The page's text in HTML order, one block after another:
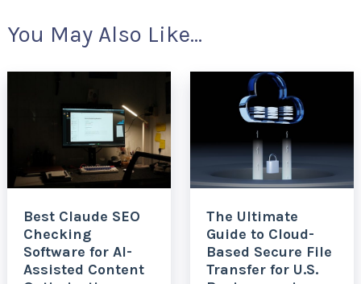
You May Also Like...
Best Claude SEO
Checking
Software for AI-
Assisted Content
The Ultimate
Guide to Cloud-
Based Secure File
Transfer for U.S.